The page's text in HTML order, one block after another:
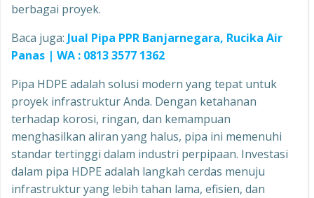
berbagai proyek.
Baca juga: Jual Pipa PPR Banjarnegara, Rucika Air
Panas | WA : 0813 3577 1362
Pipa HDPE adalah solusi modern yang tepat untuk
proyek infrastruktur Anda. Dengan ketahanan
terhadap korosi, ringan, dan kemampuan
menghasilkan aliran yang halus, pipa ini memenuhi
standar tertinggi dalam industri perpipaan. Investasi
dalam pipa HDPE adalah langkah cerdas menuju
infrastruktur yang lebih tahan lama, efisien, dan